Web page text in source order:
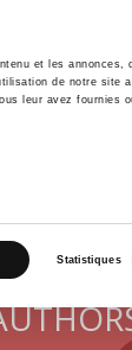
et les
de notre
leur avez
Statistiques
Environment